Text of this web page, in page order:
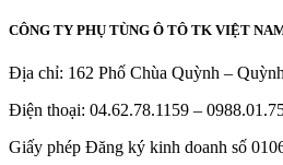
CÔNG TY PHỤ TÙNG Ô TÔ TK VIỆT
Địa chỉ: 162 Phố Chùa Quỳnh –
Điện thoại: 04.62.78.1159 –
Giấy phép Đăng ký kinh doanh số